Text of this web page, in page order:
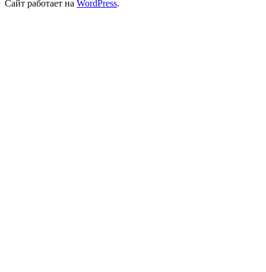
Сайт работает на WordPress.